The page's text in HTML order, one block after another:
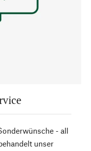
- all
unser